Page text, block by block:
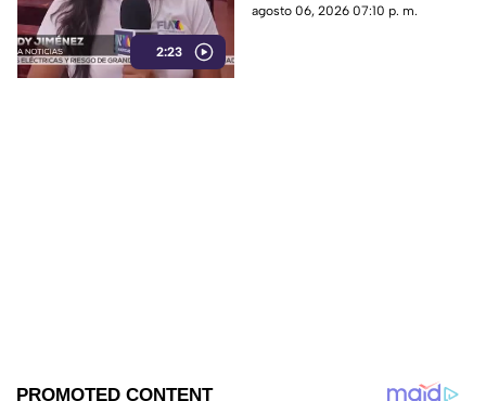
2:23
Transfiguración con misas,
agosto 06, 2026 07:10 p. m.